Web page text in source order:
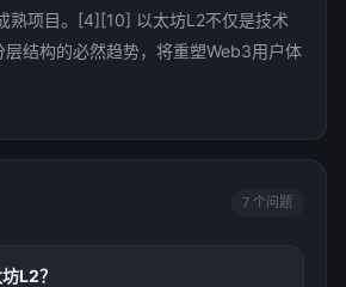
熟项目。[4][10] 以太坊L2不仅是技术
结构的必然趋势，将重塑Web3用户体
7 个问题
L2？